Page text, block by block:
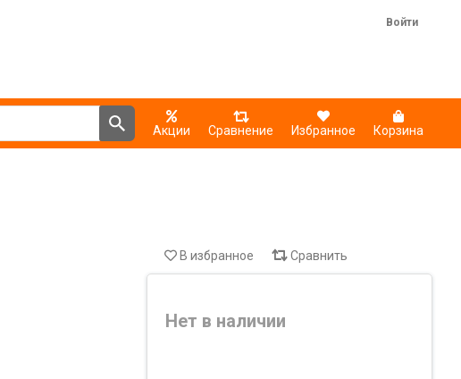
Войти
Акции Сравнение Избранное Корзина
В избранное Сравнить
Нет в наличии